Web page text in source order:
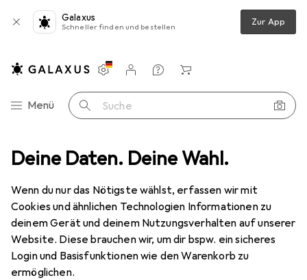
Deine Daten. Deine Wahl.
Wenn du nur das Nötigste wählst, erfassen wir mit
Cookies und ähnlichen Technologien Informationen zu
deinem Gerät und deinem Nutzungsverhalten auf unserer
Website. Diese brauchen wir, um dir bspw. ein sicheres
Login und Basisfunktionen wie den Warenkorb zu
ermöglichen.
Galaxus
Schneller finden und bestellen Zur App
Navigation nach Kategorien
Menü Suche
Einstellungen
Kundenkonto
Vergleichslisten
Merklisten
Warenkorb
Hüllen + Schutz Notebooktasche Noreve Lederschutzhülle
2 Bilder
NoreveLederschutzhülle
EUR
159,–